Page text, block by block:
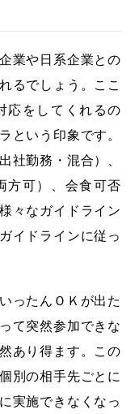
業や日系企業との
るでしょう。ここ
応をしてくれるの
という印象です。
社勤務・混合）、
方可）、会食可否
々なガイドライン
イドラインに従っ
ったんＯＫが出た
て突然参加できな
あり得ます。この
別の相手先ごとに
実施できなくなっ